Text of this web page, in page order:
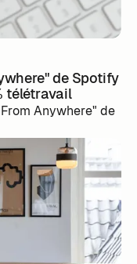
de Spotify
télétravail
Anywhere" de